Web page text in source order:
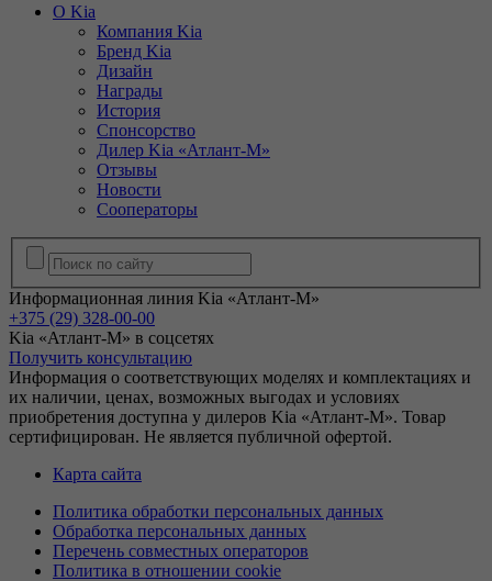
О Kia
Компания Kia
Бренд Kia
Дизайн
Награды
История
Спонсорство
Дилер Kia «Атлант-М»
Отзывы
Новости
Сооператоры
Информационная линия Kia «Атлант-М»
+375 (29) 328-00-00
Kia «Атлант-М» в соцсетях
Получить консультацию
Информация о соответствующих моделях и комплектациях и
их наличии, ценах, возможных выгодах и условиях
приобретения доступна у дилеров Kia «Атлант-М». Товар
сертифицирован. Не является публичной офертой.
Карта сайта
Политика обработки персональных данных
Обработка персональных данных
Перечень совместных операторов
Политика в отношении cookie